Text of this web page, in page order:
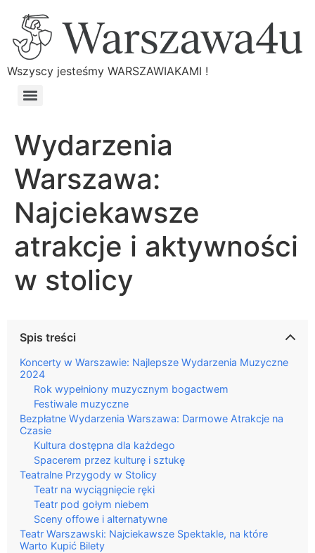
Wszyscy jesteśmy WARSZAWIAKAMI !
Wydarzenia
Warszawa:
Najciekawsze
atrakcje i aktywności
w stolicy
Spis treści
Koncerty w Warszawie: Najlepsze Wydarzenia Muzyczne
2024
Rok wypełniony muzycznym bogactwem
Festiwale muzyczne
Bezpłatne Wydarzenia Warszawa: Darmowe Atrakcje na
Czasie
Kultura dostępna dla każdego
Spacerem przez kulturę i sztukę
Teatralne Przygody w Stolicy
Teatr na wyciągnięcie ręki
Teatr pod gołym niebem
Sceny offowe i alternatywne
Teatr Warszawski: Najciekawsze Spektakle, na które
Warto Kupić Bilety